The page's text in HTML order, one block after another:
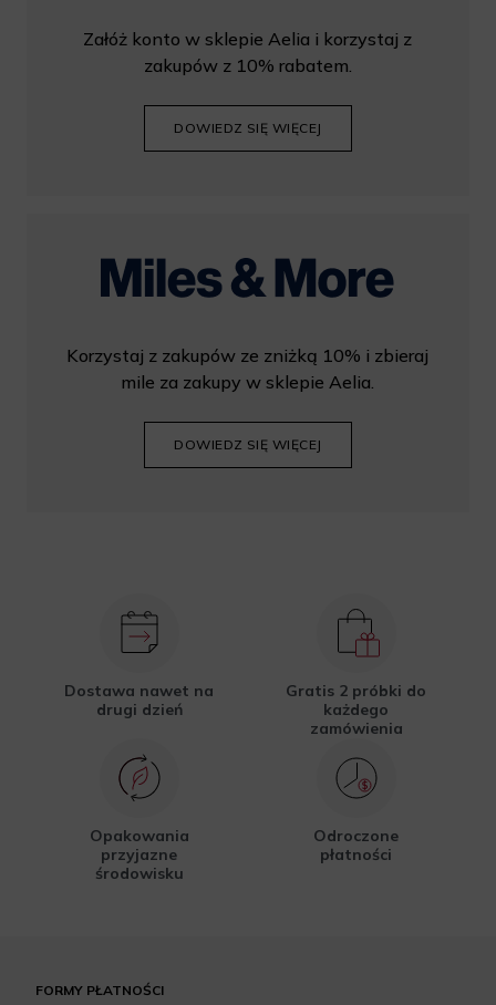
Załóż konto w sklepie Aelia i korzystaj z
zakupów z 10% rabatem.
DOWIEDZ SIĘ WIĘCEJ
Korzystaj z zakupów ze zniżką 10% i zbieraj
mile za zakupy w sklepie Aelia.
DOWIEDZ SIĘ WIĘCEJ
Dostawa nawet na
drugi dzień
Gratis 2 próbki do
każdego
zamówienia
Opakowania
przyjazne
środowisku
Odroczone
płatności
FORMY PŁATNOŚCI